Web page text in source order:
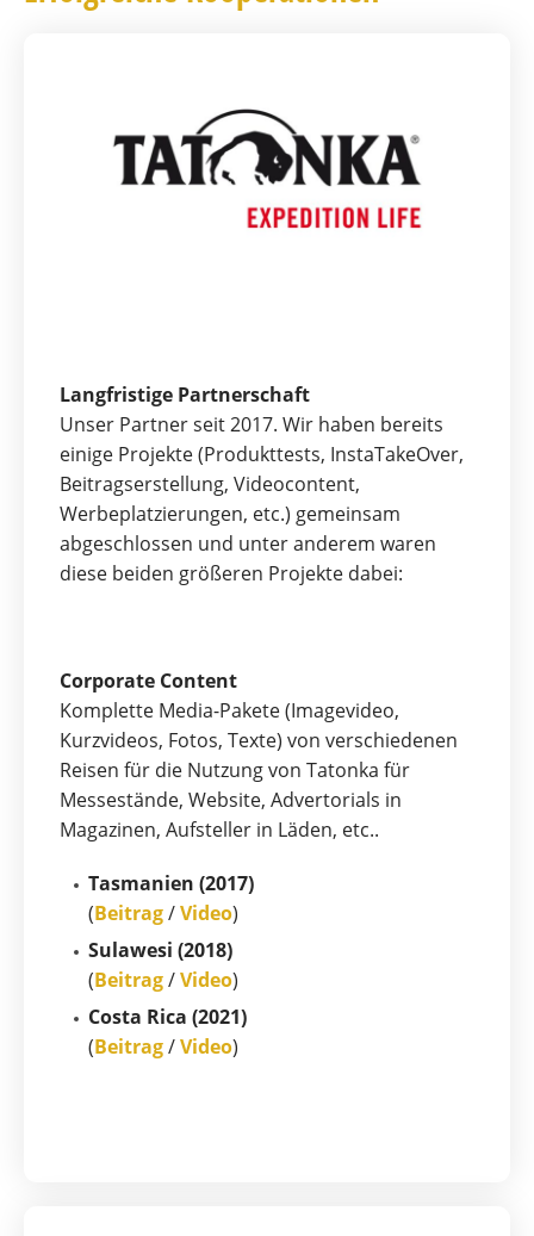
Langfristige Partnerschaft
Unser Partner seit 2017. Wir haben bereits
einige Projekte (Produkttests, InstaTakeOver,
Beitragserstellung, Videocontent,
Werbeplatzierungen, etc.) gemeinsam
abgeschlossen und unter anderem waren
diese beiden größeren Projekte dabei:
Corporate Content
Komplette Media-Pakete (Imagevideo,
Kurzvideos, Fotos, Texte) von verschiedenen
Reisen für die Nutzung von Tatonka für
Messestände, Website, Advertorials in
Magazinen, Aufsteller in Läden, etc..
Tasmanien (2017)
(Beitrag/Video)
Sulawesi (2018)
(Beitrag/Video)
Costa Rica (2021)
(Beitrag/Video)